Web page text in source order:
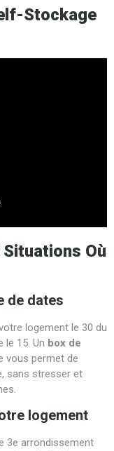
Stockage
Où
de dates
logement le 30 du
le 15. Un box de
vous permet de
sans stresser et
logement
3e arrondissement